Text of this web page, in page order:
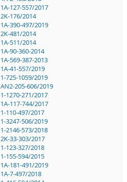
1A-127-557/2017
2K-176/2014
1A-390-497/2019
2K-481/2014
1A-511/2014
1A-90-360-2014
1A-569-387-2013
1A-41-557/2019
1-725-1059/2019
AN2-205-606/2019
1-1270-271/2017
1A-117-744/2017
1-110-497/2017
1-3247-506/2019
1-2146-573/2018
2K-33-303/2017
1-123-327/2018
1-155-594/2015
1A-181-491/2019
1A-7-497/2018